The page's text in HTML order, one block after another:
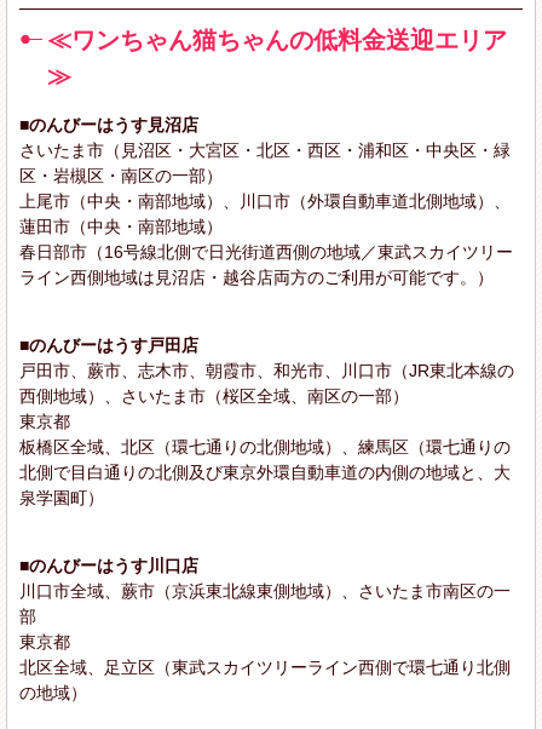
≪ワンちゃん猫ちゃんの低料金送迎エリア
≫
■のんびーはうす見沼店
さいたま市（見沼区・大宮区・北区・西区・浦和区・中央区・緑
区・岩槻区・南区の一部）
上尾市（中央・南部地域）、川口市（外環自動車道北側地域）、
蓮田市（中央・南部地域）
春日部市（16号線北側で日光街道西側の地域／東武スカイツリー
ライン西側地域は見沼店・越谷店両方のご利用が可能です。）
■のんびーはうす戸田店
戸田市、蕨市、志木市、朝霞市、和光市、川口市（JR東北本線の
西側地域）、さいたま市（桜区全域、南区の一部）
東京都
板橋区全域、北区（環七通りの北側地域）、練馬区（環七通りの
北側で目白通りの北側及び東京外環自動車道の内側の地域と、大
泉学園町）
■のんびーはうす川口店
川口市全域、蕨市（京浜東北線東側地域）、さいたま市南区の一
部
東京都
北区全域、足立区（東武スカイツリーライン西側で環七通り北側
の地域）